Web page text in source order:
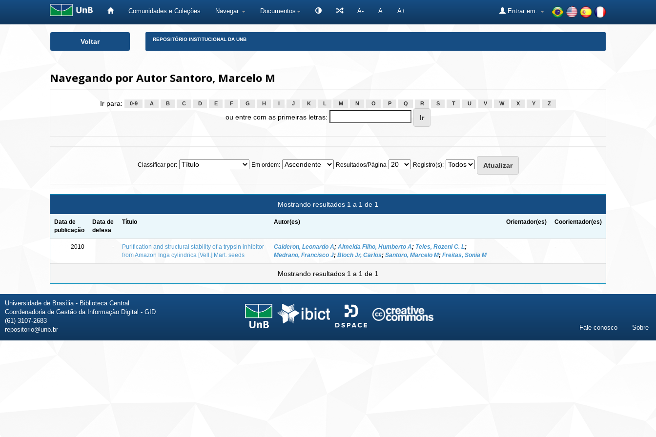
Comunidades e Coleções Navegar Documentos A- A A+ Entrar em:
Voltar REPOSITÓRIO INSTITUCIONAL DA UNB
Navegando por Autor Santoro, Marcelo M
Ir para: 0-9 A B C D E F G H J K L M N O P Q R S T U V W X Y Z
ou entre com as primeiras letras:
Classificar por: Em ordem: Resultados/Página Registro(s):
Mostrando resultados 1 a 1 de 1
Data de
publicação
Data de
defesa
Título Autor(es) Orientador(es) Coorientador(es)
2010 -
Purification and structural stability of a trypsin inhibitor
from Amazon Inga cylindrica [Vell.] Mart. seeds
Calderon, Leonardo A; Almeida Filho, Humberto A; Teles, Rozeni C. L;
Medrano, Francisco J; Bloch Jr, Carlos; Santoro, Marcelo M; Freitas, Sonia M
- -
Mostrando resultados 1 a 1 de 1
Universidade de Brasília - Biblioteca Central
Coordenadoria de Gestão da Informação Digital - GID
(61) 3107-2683
repositorio@unb.br
Fale conosco Sobre